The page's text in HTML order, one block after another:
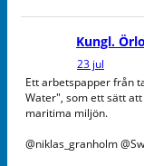
Kungl.
23 jul
Ett arbetspapper från
Water", som ett sätt
maritima miljön.
@niklas_granholm